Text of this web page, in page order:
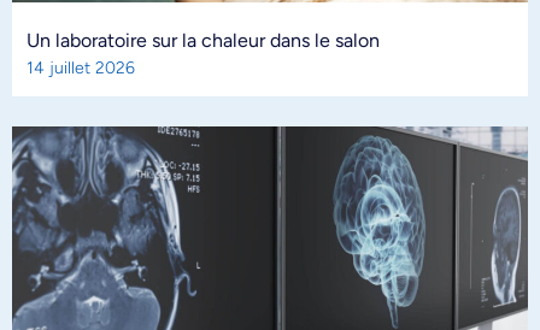
Un laboratoire sur la chaleur dans le salon
14 juillet 2026